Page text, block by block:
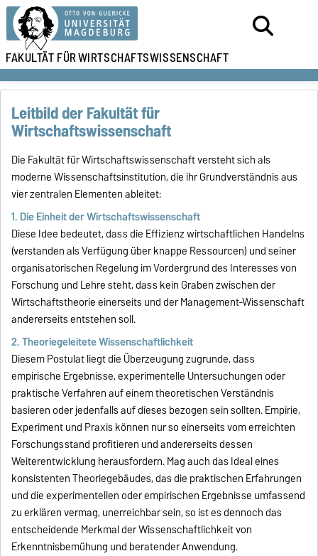
FAKULTÄT FÜRWIRTSCHAFTSWISSENSCHAFT
Leitbild der Fakultät für
Wirtschaftswissenschaft
Die Fakultät für Wirtschaftswissenschaft versteht sich als
moderne Wissenschaftsinstitution, die ihr Grundverständnis aus
vier zentralen Elementen ableitet:
1. Die Einheit der Wirtschaftswissenschaft
Diese Idee bedeutet, dass die Effizienz wirtschaftlichen Handelns
(verstanden als Verfügung über knappe Ressourcen) und seiner
organisatorischen Regelung im Vordergrund des Interesses von
Forschung und Lehre steht, dass kein Graben zwischen der
Wirtschaftstheorie einerseits und der Management-Wissenschaft
andererseits entstehen soll.
2. Theoriegeleitete Wissenschaftlichkeit
Diesem Postulat liegt die Überzeugung zugrunde, dass
empirische Ergebnisse, experimentelle Untersuchungen oder
praktische Verfahren auf einem theoretischen Verständnis
basieren oder jedenfalls auf dieses bezogen sein sollten. Empirie,
Experiment und Praxis können nur so einerseits vom erreichten
Forschungsstand profitieren und andererseits dessen
Weiterentwicklung herausfordern. Mag auch das Ideal eines
konsistenten Theoriegebäudes, das die praktischen Erfahrungen
und die experimentellen oder empirischen Ergebnisse umfassend
zu erklären vermag, unerreichbar sein, so ist es dennoch das
entscheidende Merkmal der Wissen­schaft­lichkeit von
Erkenntnisbemühung und beratender Anwendung.